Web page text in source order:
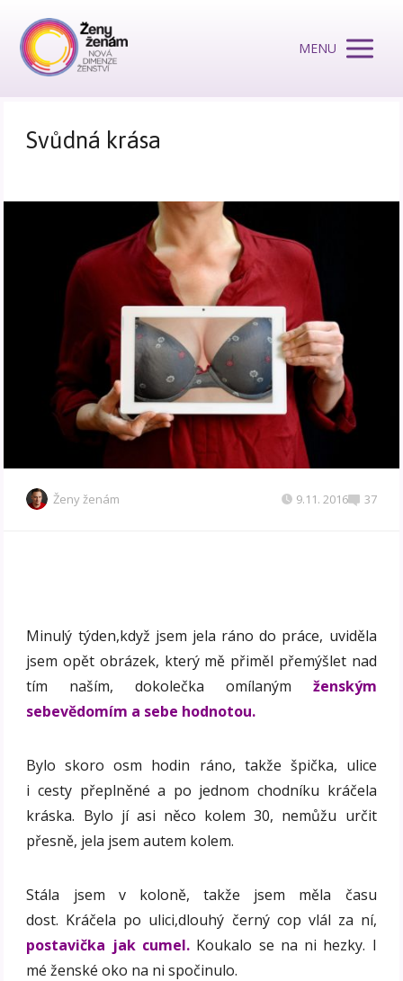
MENU
Svůdná krása
Ženy ženám 9.11. 2016 37
Minulý týden,když jsem jela ráno do práce, uviděla
jsem opět obrázek, který mě přiměl přemýšlet nad
tím naším, dokolečka omílaným ženským
sebevědomím a sebe hodnotou.
Bylo skoro osm hodin ráno, takže špička, ulice
i cesty přeplněné a po jednom chodníku kráčela
kráska. Bylo jí asi něco kolem 30, nemůžu určit
přesně, jela jsem autem kolem.
Stála jsem v koloně, takže jsem měla času
dost. Kráčela po ulici,dlouhý černý cop vlál za ní,
postavička jak cumel. Koukalo se na ni hezky. I
mé ženské oko na ni spočinulo.